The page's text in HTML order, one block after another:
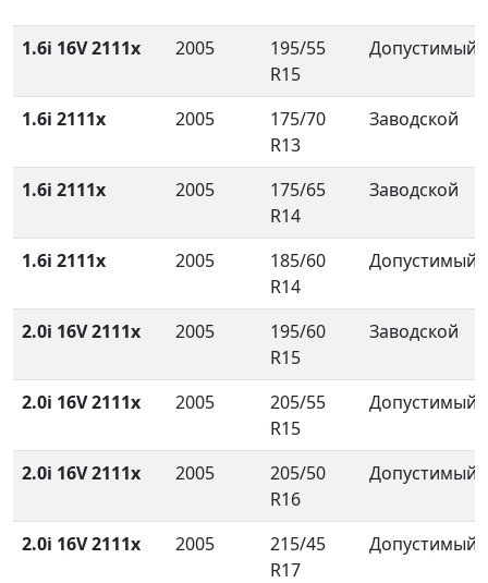
1.6i 16V 2111x 2005
195/55
R15
Допустимый
1.6i 2111x 2005
175/70
R13
Заводской
1.6i 2111x 2005
175/65
R14
Заводской
1.6i 2111x 2005
185/60
R14
Допустимый
2.0i 16V 2111x 2005
195/60
R15
Заводской
2.0i 16V 2111x 2005
205/55
R15
Допустимый
2.0i 16V 2111x 2005
205/50
R16
Допустимый
2.0i 16V 2111x 2005
215/45
R17
Допустимый